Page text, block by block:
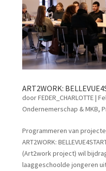
ART2WORK:
doorFEDER_CHARLOTTE|
Ondernemerschap & MKB,
Programmeren van
ART2WORK:
(Art2work project) wil
laaggeschoolde jongeren